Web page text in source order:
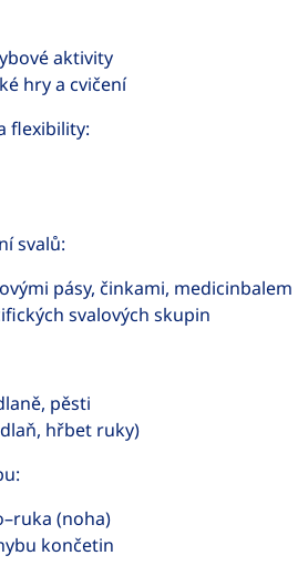
aktivity
hry a cvičení
flexibility:
svalů:
pásy, činkami, medicinbalem
svalových skupin
pěsti
hřbet ruky)
(noha)
končetin